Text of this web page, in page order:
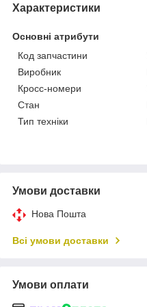
Характеристики
Основні атрибути
Код запчастини
Виробник
Кросс-номери
Стан
Тип техніки
Умови доставки
Нова Пошта
Всі умови доставки
Умови оплати